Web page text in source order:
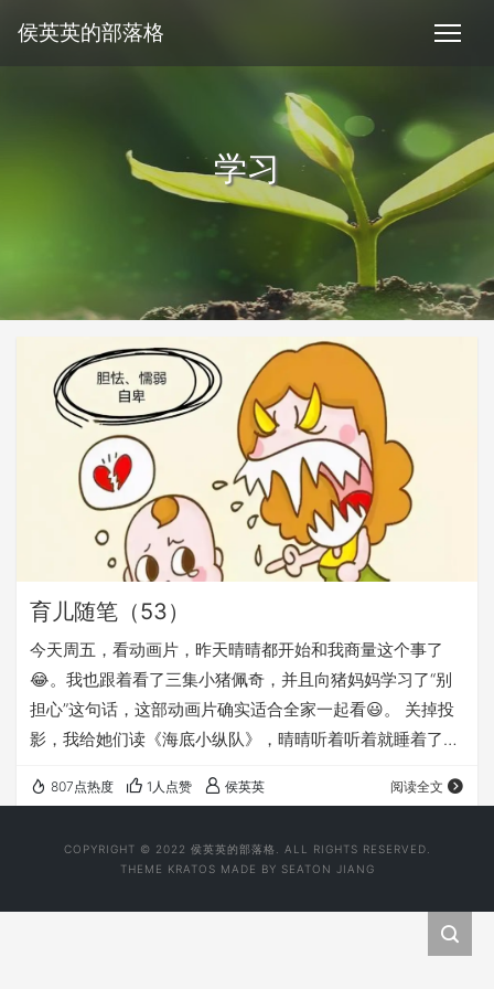
侯英英的部落格
学习
育儿随笔（53）
今天周五，看动画片，昨天晴晴都开始和我商量这个事了
😂。我也跟着看了三集小猪佩奇，并且向猪妈妈学习了“别
担心”这句话，这部动画片确实适合全家一起看😃。 关掉投
影，我给她们读《海底小纵队》，晴晴听着听着就睡着了，
停止。 哄笑笑睡后，我接着完成了今天的读书打卡，评论再
常抵得上千言万语” “权威需要简短和选择性的沉默” 我觉得
睡不着，总是在被窝里动来动去，被我一通…
807点热度 1人点赞 侯英英 阅读全文
COPYRIGHT © 2022 侯英英的部落格. ALL RIGHTS RESERVED.
THEME KRATOS MADE BY SEATON JIANG